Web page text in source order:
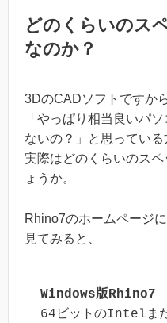
どのくらいのス
なのか？
3DのCADソフトですから
「やっぱり相当良いパ
ないの？」と思っている
実際はどのくらいのス
ょうか。
Rhino7のホームページ
見てみると、
Windows版Rhino7
64ビットのIntelまた